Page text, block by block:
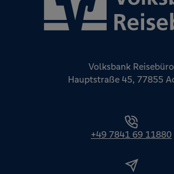
Volksbank Reisebüro
Hauptstraße 45, 77855
+49 7841 69 11880